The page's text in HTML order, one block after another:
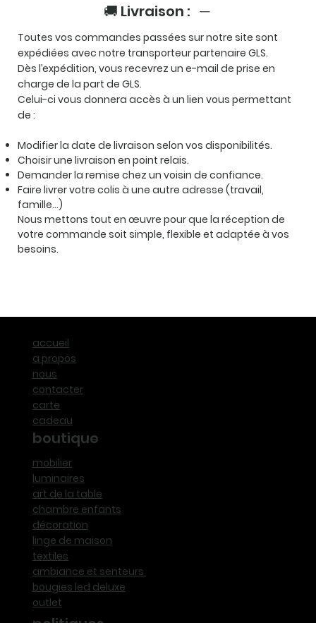
🚚 Livraison :
Toutes vos commandes passées sur notre site sont
expédiées avec notre transporteur partenaire GLS.
Dès l’expédition, vous recevrez un e-mail de prise en
charge de la part de GLS.
Celui-ci vous donnera accès à un lien vous permettant
de :
Modifier la date de livraison selon vos disponibilités.
Choisir une livraison en point relais.
Demander la remise chez un voisin de confiance.
Faire livrer votre colis à une autre adresse (travail,
famille…)
Nous mettons tout en œuvre pour que la réception de
votre commande soit simple, flexible et adaptée à vos
besoins.
accueil
a propos
nous
contacter
carte
cadeau
boutique
mobilier
luminaires
art de la table
chambre enfants
décoration
linge de maison
textiles
ambiance et senteurs
bougies led deluxe
outlet